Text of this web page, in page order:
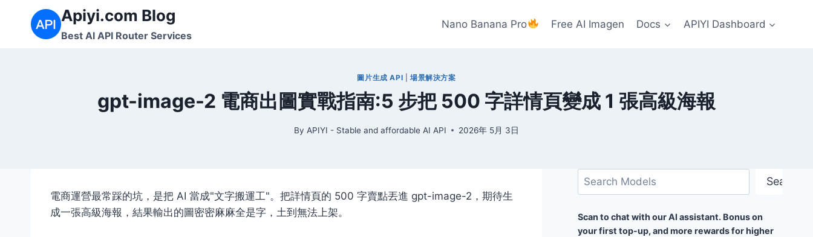
Apiyi.com Blog
Best AI API Router Services
Nano Banana Pro Free AI Imagen Docs APIYI Dashboard
圖片生成 API 場景解決方案
gpt-image-2 電商出圖實戰指南:5 步把 500 字詳情頁變成 1 張高級海報
By APIYI - Stable and affordable AI API 2026年 5月 3日
電商運營最常踩的坑，是把 AI 當成"文字搬運工"。把詳情頁的 500 字賣點丟進 gpt-image-2，期待生
成一張高級海報，結果輸出的圖密密麻麻全是字，土到無法上架。
搜
尋
Search
Scan to chat with our AI assistant. Bonus on
your first top-up, and more rewards for higher